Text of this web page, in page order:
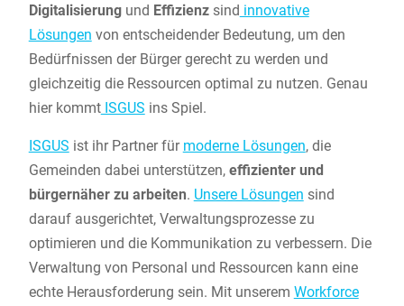
Digitalisierung und Effizienzsind innovative
Lösungen von entscheidender Bedeutung, um den
Bedürfnissen der Bürger gerecht zu werden und
gleichzeitig die Ressourcen optimal zu nutzen. Genau
hier kommtISGUS ins Spiel.
ISGUS ist ihr Partner für moderne Lösungen, die
Gemeinden dabei unterstützen, effizienter und
bürgernäher zu arbeiten. Unsere Lösungen sind
darauf ausgerichtet, Verwaltungsprozesse zu
optimieren und die Kommunikation zu verbessern. Die
Verwaltung von Personal und Ressourcen kann eine
echte Herausforderung sein. Mit unserem Workforce